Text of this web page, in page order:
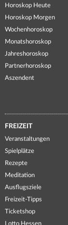
Horoskop Heute
Horoskop Morgen
Wochenhoroskop
Monatshoroskop
Jahreshoroskop
Partnerhoroskop
Aszendent
FREIZEIT
Veranstaltungen
Spielplätze
Rezepte
Meditation
Ausflugsziele
Freizeit-Tipps
Ticketshop
Lotto Hessen